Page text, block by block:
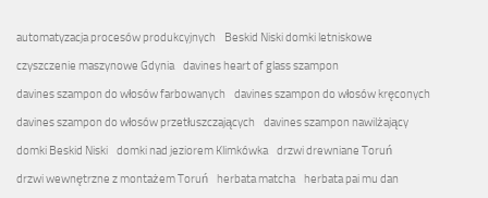
automatyzacja procesów produkcyjnych
Beskid Niski domki letniskowe
czyszczenie maszynowe Gdynia
davines heart of glass szampon
davines szampon do włosów farbowanych
davines szampon do włosów kręconych
davines szampon do włosów przetłuszczających
davines szampon nawilżający
domki Beskid Niski
domki nad jeziorem Klimkówka
drzwi drewniane Toruń
drzwi wewnętrzne z montażem Toruń
herbata matcha
herbata pai mu dan